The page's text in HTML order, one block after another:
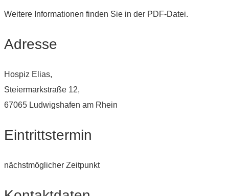
Weitere Informationen finden Sie in der PDF-Datei.
Adresse
Hospiz Elias,
Steiermarkstraße 12,
67065 Ludwigshafen am Rhein
Eintrittstermin
nächstmöglicher Zeitpunkt